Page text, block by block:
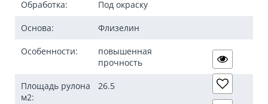
Обработка: Под окраску
Основа: Флизелин
Особенности:
повышенная
прочность
Площадь рулона
м2:
26.5